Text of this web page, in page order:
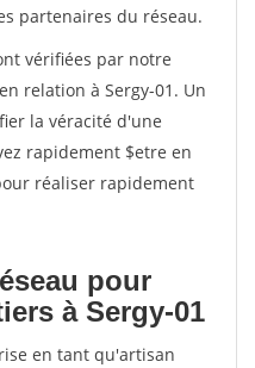
partenaires du réseau.
vérifiées par notre
relation à Sergy-01. Un
la véracité d'une
rapidement $etre en
réaliser rapidement
pour
à Sergy-01
en tant qu'artisan